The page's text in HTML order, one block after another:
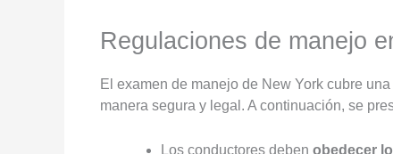
Regulaciones de manejo
El examen de manejo de New York cubre
manera segura y legal. A continuación, se
Los conductores deben obedecer